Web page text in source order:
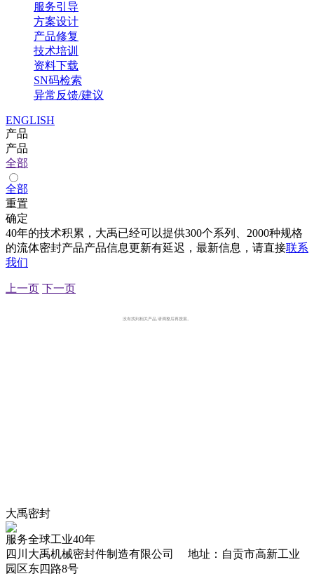
服务引导
方案设计
产品修复
技术培训
资料下载
SN码检索
异常反馈/建议
ENGLISH
产品
产品
全部
全部
重置
确定
40年的技术积累，大禹已经可以提供300个系列、2000种规格
的流体密封产品产品信息更新有延迟，最新信息，请直接联系
我们
上一页 下一页
没有找到相关产品,请调整后再搜索。
大禹密封
服务全球工业40年
四川大禹机械密封件制造有限公司 地址：自贡市高新工业
园区东四路8号